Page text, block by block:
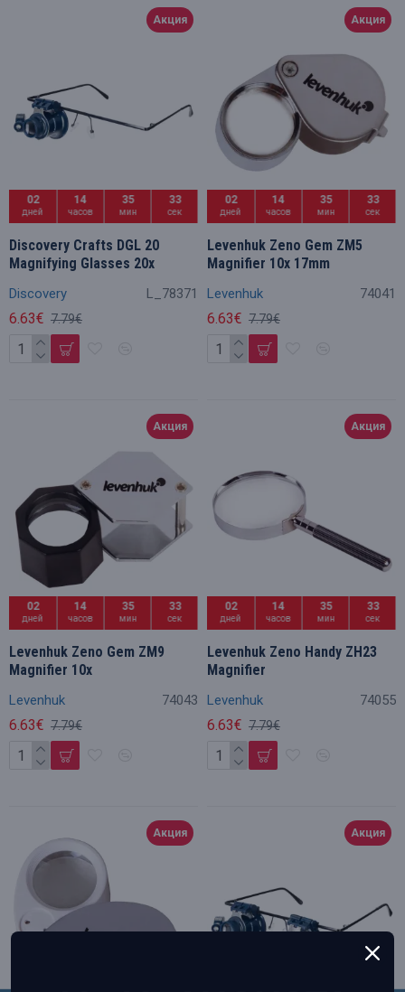
Акция
02
дней
14
часов
35
мин
32
сек
Discovery L_78371
Discovery Crafts DGL 20
Magnifying Glasses 20x
6.63€ 7.79€
Акция
02
дней
14
часов
35
мин
32
сек
Levenhuk 74041
Levenhuk Zeno Gem ZM5
Magnifier 10x 17mm
6.63€ 7.79€
Акция
02
дней
14
часов
35
мин
32
сек
Levenhuk 74043
Levenhuk Zeno Gem ZM9
Magnifier 10x
6.63€ 7.79€
Акция
02
дней
14
часов
35
мин
32
сек
Levenhuk 74055
Levenhuk Zeno Handy ZH23
Magnifier
6.63€ 7.79€
Акция Акция